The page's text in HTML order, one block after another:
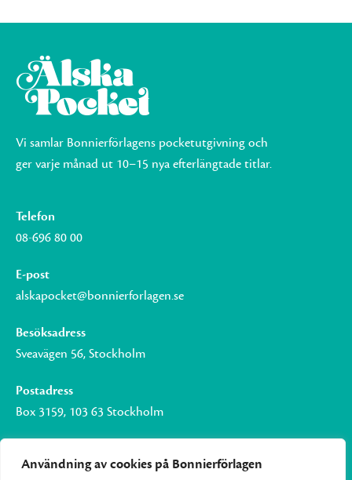
Användning av cookies på Bonnierförlagen
Vi samlar Bonnierförlagens pocketutgivning och
ger varje månad ut 10–15 nya efterlängtade titlar.
Telefon
08-696 80 00
E-post
alskapocket@bonnierforlagen.se
Besöksadress
Sveavägen 56, Stockholm
Postadress
Box 3159, 103 63 Stockholm